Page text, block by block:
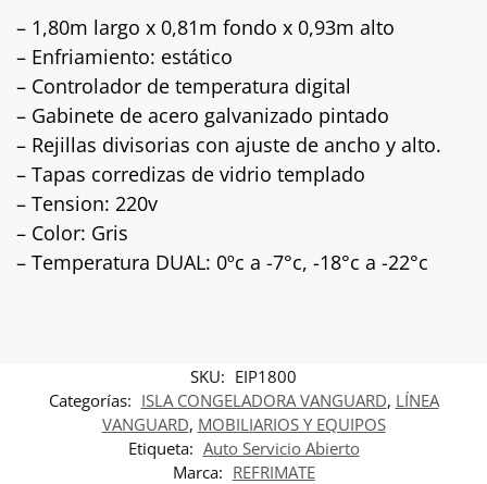
– 1,80m largo x 0,81m fondo x 0,93m alto
– Enfriamiento: estático
– Controlador de temperatura digital
– Gabinete de acero galvanizado pintado
– Rejillas divisorias con ajuste de ancho y alto.
– Tapas corredizas de vidrio templado
– Tension: 220v
– Color: Gris
– Temperatura DUAL: 0ºc a -7°c, -18°c a -22°c
SKU: EIP1800
Categorías: ISLA CONGELADORA VANGUARD, LÍNEA
VANGUARD, MOBILIARIOS Y EQUIPOS
Etiqueta: Auto Servicio Abierto
Marca: REFRIMATE